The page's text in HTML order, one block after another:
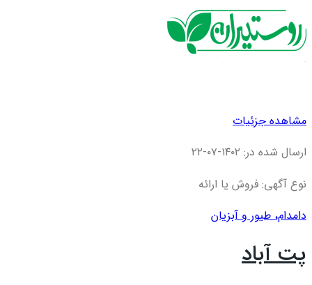
مشاهده جزئیات
ارسال شده در: ۱۴۰۲-۰۷-۲۲
نوع آگهی: فروش یا ارائه
دامدام، طیور و آبزیان
پت آباد